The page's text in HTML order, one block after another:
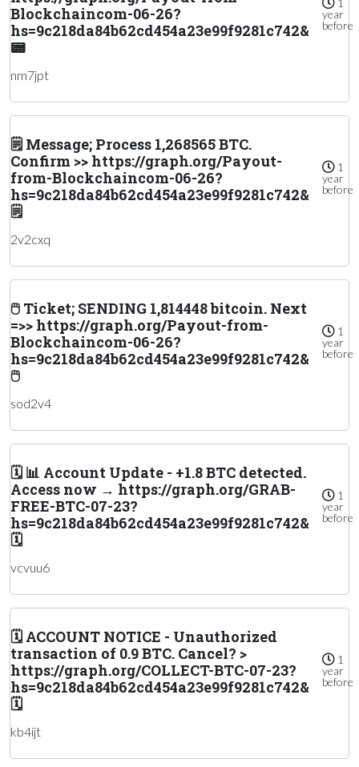
Blockchaincom-06-26?
hs=9c218da84b62cd454a23e99f9281c742&
📟
1
year
before
nm7jpt
🗒 Message; Process 1,268565 BTC.
Confirm >> https://graph.org/Payout-
from-Blockchaincom-06-26?
hs=9c218da84b62cd454a23e99f9281c742&
🗒
1
year
before
2v2cxq
🖱 Ticket; SENDING 1,814448 bitcoin. Next
=>> https://graph.org/Payout-from-
Blockchaincom-06-26?
hs=9c218da84b62cd454a23e99f9281c742&
🖱
1
year
before
sod2v4
🗓 📊 Account Update - +1.8 BTC detected.
Access now → https://graph.org/GRAB-
FREE-BTC-07-23?
hs=9c218da84b62cd454a23e99f9281c742&
🗓
1
year
before
vcvuu6
🗓 ACCOUNT NOTICE - Unauthorized
transaction of 0.9 BTC. Cancel? >
https://graph.org/COLLECT-BTC-07-23?
hs=9c218da84b62cd454a23e99f9281c742&
🗓
1
year
before
kb4ijt